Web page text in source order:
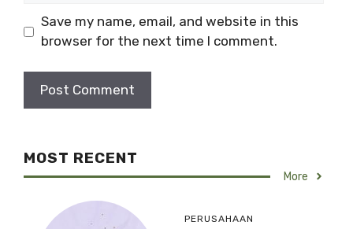
s
t
Save my name, email, and website in this
browser for the next time I comment.
MOST RECENT
More
PERUSAHAAN